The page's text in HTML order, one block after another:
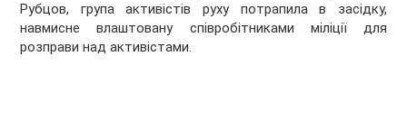
Рубцов, група активістів руху потрапила в засідку,
навмисне влаштовану співробітниками міліції для
розправи над активістами.